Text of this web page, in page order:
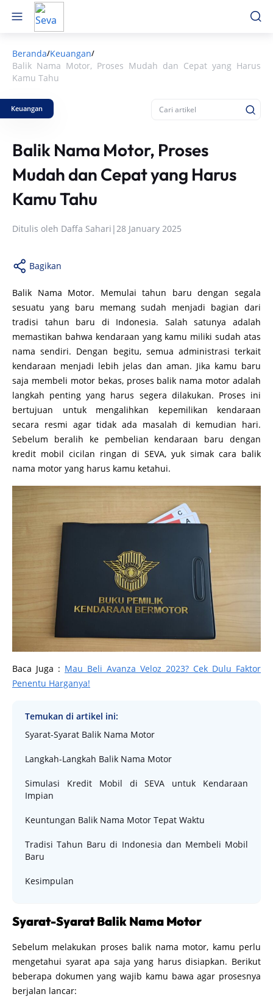
Beranda/Keuangan/
Balik Nama Motor, Proses Mudah dan Cepat yang Harus
Kamu Tahu
Keuangan
Balik Nama Motor, Proses
Mudah dan Cepat yang Harus
Kamu Tahu
Ditulis oleh Daffa Sahari |28 January 2025
Bagikan
Balik Nama Motor. Memulai tahun baru dengan segala
sesuatu yang baru memang sudah menjadi bagian dari
tradisi tahun baru di Indonesia. Salah satunya adalah
memastikan bahwa kendaraan yang kamu miliki sudah atas
nama sendiri. Dengan begitu, semua administrasi terkait
kendaraan menjadi lebih jelas dan aman. Jika kamu baru
saja membeli motor bekas, proses balik nama motor adalah
langkah penting yang harus segera dilakukan. Proses ini
bertujuan untuk mengalihkan kepemilikan kendaraan
secara resmi agar tidak ada masalah di kemudian hari.
Sebelum beralih ke pembelian kendaraan baru dengan
kredit mobil cicilan ringan di SEVA, yuk simak cara balik
nama motor yang harus kamu ketahui.
Baca Juga : Mau Beli Avanza Veloz 2023? Cek Dulu Faktor
Penentu Harganya!
Temukan di artikel ini:
Syarat-Syarat Balik Nama Motor
Langkah-Langkah Balik Nama Motor
Simulasi Kredit Mobil di SEVA untuk Kendaraan
Impian
Keuntungan Balik Nama Motor Tepat Waktu
Tradisi Tahun Baru di Indonesia dan Membeli Mobil
Baru
Kesimpulan
Syarat-Syarat Balik Nama Motor
Sebelum melakukan proses balik nama motor, kamu perlu
mengetahui syarat apa saja yang harus disiapkan. Berikut
beberapa dokumen yang wajib kamu bawa agar prosesnya
berjalan lancar: